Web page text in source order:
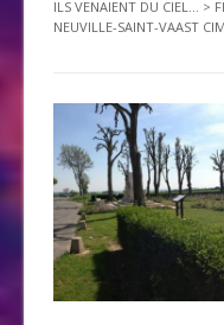
ILS VENAIENT DU CIEL... >
NEUVILLE-SAINT-VAAST